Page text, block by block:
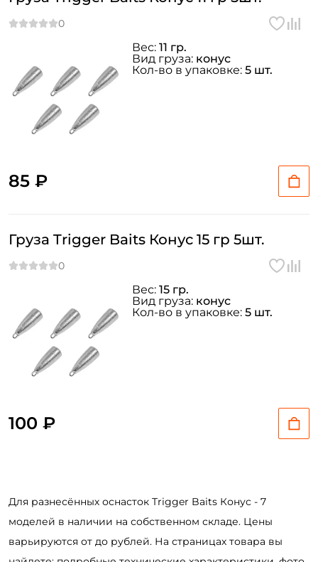
85 ₽
Вес: 11 гр.
Вид груза: конус
Кол-во в упаковке: 5 шт.
Груза Trigger Baits Конус 15 гр 5шт.
100 ₽
Вес: 15 гр.
Вид груза: конус
Кол-во в упаковке: 5 шт.
Для разнесённых оснасток Trigger Baits Конус - 7
моделей в наличии на собственном складе. Цены
варьируются от до рублей. На страницах товара вы
Создать аккаунт
У меня уже есть аккаунт